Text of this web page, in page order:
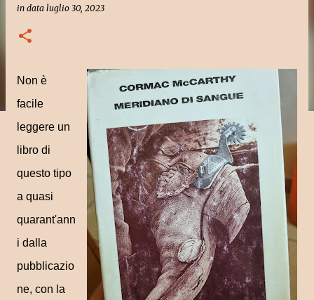
in data luglio 30, 2023
Non è
facile
leggere un
libro di
questo tipo
a quasi
quarant'ann
i dalla
pubblicazio
ne, con la